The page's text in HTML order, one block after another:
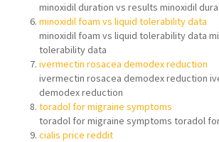
minoxidil duration vs results minoxidil
minoxidil foam vs liquid tolerability data
minoxidil foam vs liquid tolerability data
tolerability data
ivermectin rosacea demodex reduction
ivermectin rosacea demodex reduction
demodex reduction
toradol for migraine symptoms
toradol for migraine symptoms toradol
cialis price reddit